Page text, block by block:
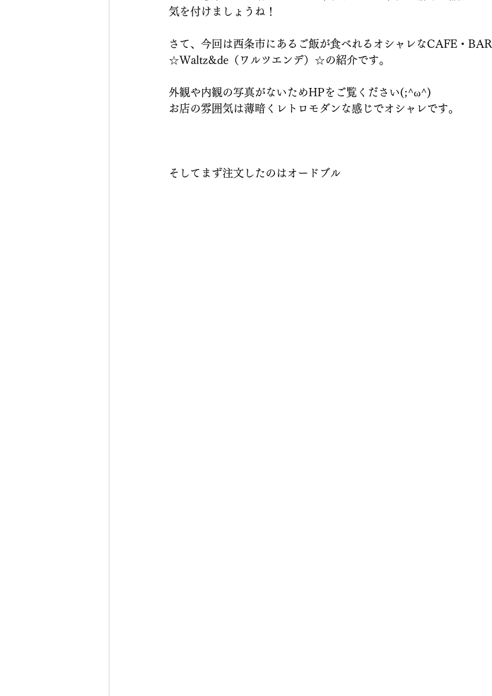
気を付けましょうね！
さて、今回は西条市にあるご飯が食べれるオシャレなCAFE・BAR
☆Waltz&de（ワルツエンデ）☆の紹介です。
外観や内観の写真がないためHPをご覧ください(;^ω^)
お店の雰囲気は薄暗くレトロモダンな感じでオシャレです。
そしてまず注文したのはオードブル